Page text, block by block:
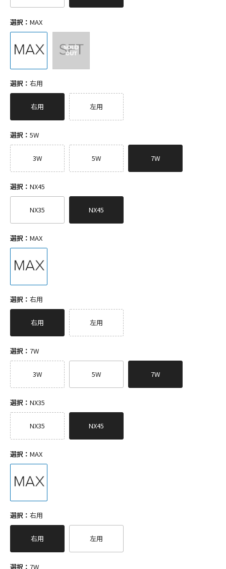
選択： MAX
選択： 右用
右用 左用
選択： 5W
3W 5W 7W
選択： NX45
NX35 NX45
選択： MAX
選択： 右用
右用 左用
選択： 7W
3W 5W 7W
選択： NX35
NX35 NX45
選択： MAX
選択： 右用
右用 左用
選択： 7W